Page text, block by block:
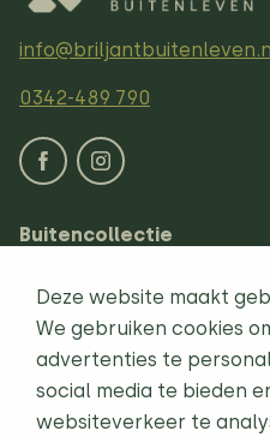
Deze website maakt
We gebruiken cookies
advertenties te
social media te bieden
websiteverkeer te
0342-489 790
Buitencollectie
Tuinsets
Life-Steel Buitenkeukens